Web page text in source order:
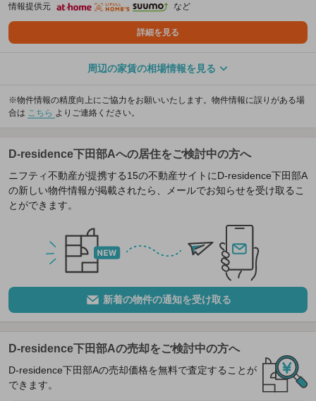
情報提供元
など
詳細を見る
周辺の家賃の相場情報を見る
※物件情報の精度向上にご協力をお願いいたします。物件情報に誤りがある場
合は こちら よりご連絡ください。
D-residence下田部Aへの居住をご検討中の方へ
ニフティ不動産が提携する15の不動産サイトにD-residence下田部A
の新しい物件情報が掲載されたら、メールでお知らせを受け取るこ
とができます。
新着の物件の通知を受け取る
D-residence下田部Aの売却をご検討中の方へ
D-residence下田部Aの売却価格を無料で査定することが
できます。